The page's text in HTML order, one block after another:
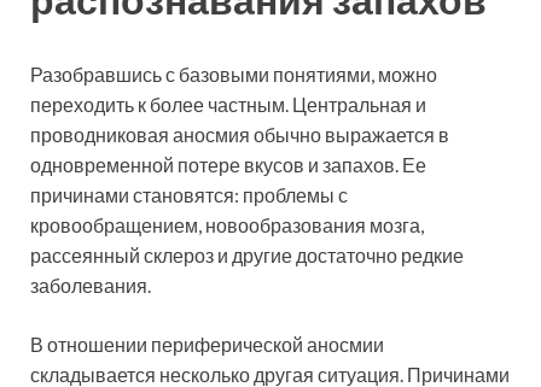
Разобравшись с базовыми понятиями, можно
переходить к более частным. Центральная и
проводниковая аносмия обычно выражается в
одновременной потере вкусов и запахов. Ее
причинами становятся: проблемы с
кровообращением, новообразования мозга,
рассеянный склероз и другие достаточно редкие
заболевания.
В отношении периферической аносмии
складывается несколько другая ситуация. Причинами